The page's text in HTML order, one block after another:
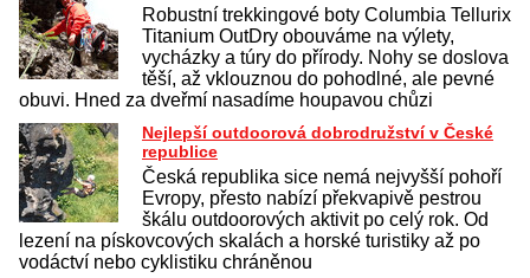
Robustní trekkingové boty Columbia Tellurix
Titanium OutDry obouváme na výlety,
vycházky a túry do přírody. Nohy se doslova
těší, až vklouznou do pohodlné, ale pevné
obuvi. Hned za dveřmí nasadíme houpavou chůzi
Nejlepší outdoorová dobrodružství v České
republice
Česká republika sice nemá nejvyšší pohoří
Evropy, přesto nabízí překvapivě pestrou
škálu outdoorových aktivit po celý rok. Od
lezení na pískovcových skalách a horské turistiky až po
vodáctví nebo cyklistiku chráněnou